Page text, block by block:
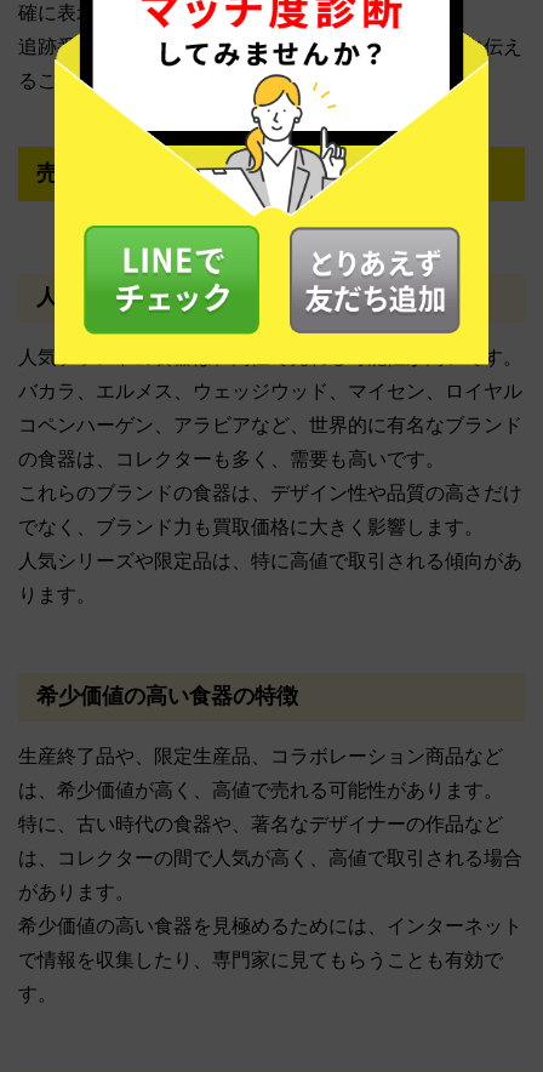
確に表示しましょう。
追跡番号付きの配送方法を選択し、発送状況を丁寧に伝え
ることで、購入者の安心感を高めることができます。
売れる未使用食器の選び方
人気ブランド食器の傾向
人気ブランドの食器は、高値で売れる可能性が高いです。
バカラ、エルメス、ウェッジウッド、マイセン、ロイヤル
コペンハーゲン、アラビアなど、世界的に有名なブランド
の食器は、コレクターも多く、需要も高いです。
これらのブランドの食器は、デザイン性や品質の高さだけ
でなく、ブランド力も買取価格に大きく影響します。
人気シリーズや限定品は、特に高値で取引される傾向があ
ります。
希少価値の高い食器の特徴
生産終了品や、限定生産品、コラボレーション商品など
は、希少価値が高く、高値で売れる可能性があります。
特に、古い時代の食器や、著名なデザイナーの作品など
は、コレクターの間で人気が高く、高値で取引される場合
があります。
希少価値の高い食器を見極めるためには、インターネット
で情報を収集したり、専門家に見てもらうことも有効で
す。